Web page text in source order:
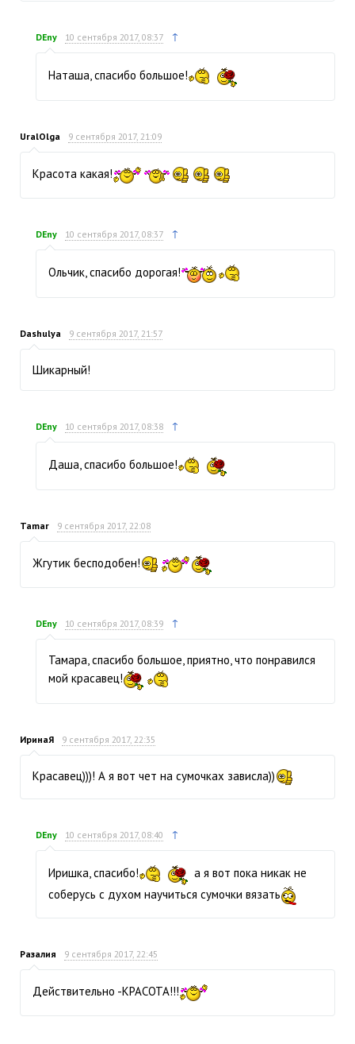
DEny 10 сентября 2017, 08:37 ↑
Наташа, спасибо большое!
UralOlga 9 сентября 2017, 21:09
Красота какая!
DEny 10 сентября 2017, 08:37 ↑
Ольчик, спасибо дорогая!
Dashulya 9 сентября 2017, 21:57
Шикарный!
DEny 10 сентября 2017, 08:38 ↑
Даша, спасибо большое!
Tamar 9 сентября 2017, 22:08
Жгутик бесподобен!
DEny 10 сентября 2017, 08:39 ↑
Тамара, спасибо большое, приятно, что понравился
мой красавец!
ИринаЯ 9 сентября 2017, 22:35
Красавец)))! А я вот чет на сумочках зависла))
DEny 10 сентября 2017, 08:40 ↑
Иришка, спасибо!
а я вот пока никак не
соберусь с духом научиться сумочки вязать
Разалия 9 сентября 2017, 22:45
Действительно -КРАСОТА!!!